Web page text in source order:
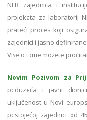
NEB zajednica i
projekata za laboratorij
prateći proces koji
zajednici i jasno
Više o tome možete
Novim Pozivom za
poduzeća i javni
uključenost u Novi
postojećoj zajednici od